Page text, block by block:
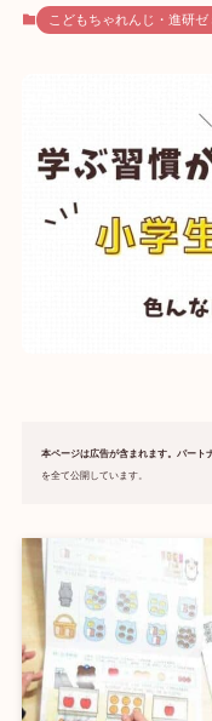
こどもちゃれんじ・進研ゼ
本ページは広告が含まれます。パート
を全て公開しています。